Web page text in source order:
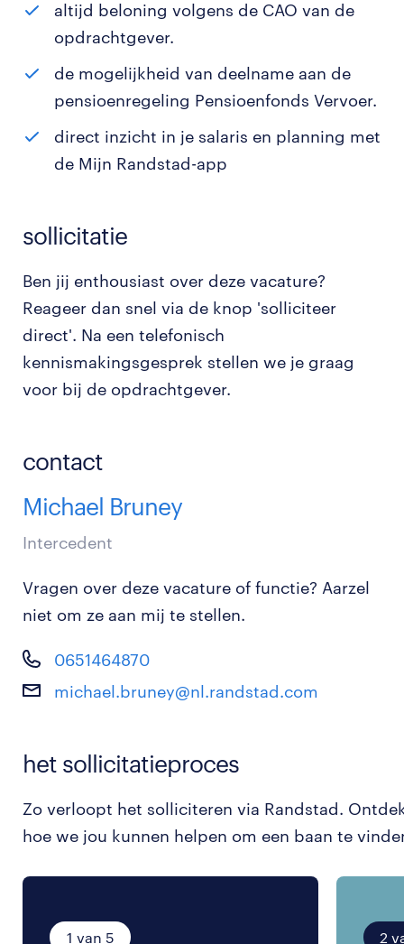
altijd beloning volgens de CAO van de
opdrachtgever.
de mogelijkheid van deelname aan de
pensioenregeling Pensioenfonds Vervoer.
direct inzicht in je salaris en planning met
de Mijn Randstad-app
sollicitatie
Ben jij enthousiast over deze vacature?
Reageer dan snel via de knop 'solliciteer
direct'. Na een telefonisch
kennismakingsgesprek stellen we je graag
voor bij de opdrachtgever.
contact
Michael Bruney
Intercedent
Vragen over deze vacature of functie? Aarzel
niet om ze aan mij te stellen.
0651464870
michael.bruney@nl.randstad.com
het sollicitatieproces
Zo verloopt het solliciteren via Randstad.
hoe we jou kunnen helpen om een baan te
1 van 5 2